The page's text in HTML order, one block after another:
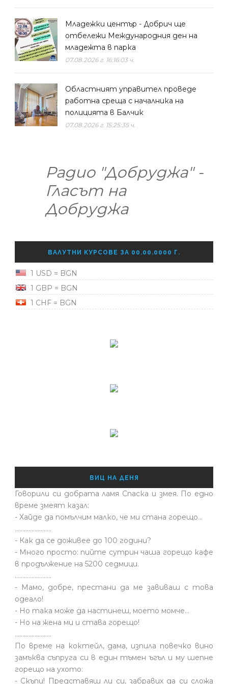
Младежки център - Добрич ще
отбележи Международния ден на
младежта в парка
07.08.2026 г. 16:16:03 ч.
Областният управител проведе
работна среща с началника на
полицията в Балчик
07.08.2026 г. 15:25:35 ч.
Радио "Добруджа" -
Гласът на
Добруджа
ВАЛУТНИ КУРСОВЕ ЗА 00.00.0000 Г.
1 USD = BGN
1 GBP = BGN
1 CHF = BGN
ВИЦ НА ДЕНЯ
Говорили си добрата ламя Спаска и змея. По едно
време змеят казал:
- Хайде да помълчим малко, че ми стана горещо...
........................
- Как да се доживее до 100 години?
- Много просто: пийте сутрин чаша горещо кафе
в продължение на 5200 седмици.
........................
- Мамо, добре, престани да ме завиваш с това
одеало!
- Но така може да настинеш, моето момче…
- Но на жена ми и става горещо!
........................
По време на коктейл, дама, изпила повечко вино
замъква съпруга си в един тъмен ъгъл и му шепне
горещо на ухото:
- Скъпи! Представяш ли си, забравих да си сложа